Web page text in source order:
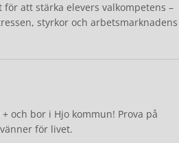
att stärka elevers valkompetens –
styrkor och arbetsmarknadens
och bor i Hjo kommun! Prova på
för livet.